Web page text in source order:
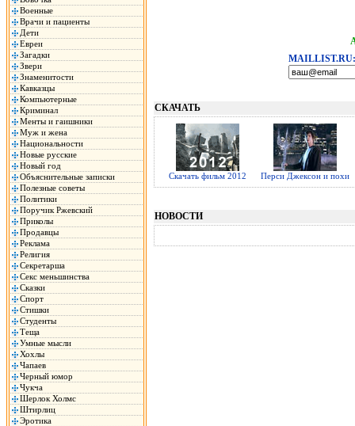
Военные
Врачи и пациенты
Дети
Евреи
Загадки
Звери
Знаменитости
Кавказцы
Компьютерные
Криминал
Менты и гаишники
Муж и жена
Национальности
Новые русские
Новый год
Объяснительные записки
Полезные советы
Политики
Поручик Ржевский
Приколы
Продавцы
Реклама
Религия
Секретарша
Секс меньшинства
Сказки
Спорт
Стишки
Студенты
Теща
Умные мысли
Хохлы
Чапаев
Черный юмор
Чукча
Шерлок Холмс
Штирлиц
Эротика
MAILLIST.RU:
СКАЧАТЬ
Скачать фильм 2012 Перси Джексон и похи
НОВОСТИ